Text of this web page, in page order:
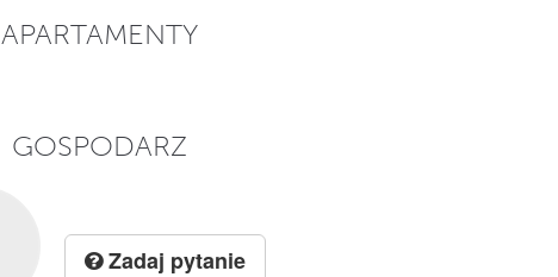
APARTAMENTY
GOSPODARZ
Zadaj pytanie